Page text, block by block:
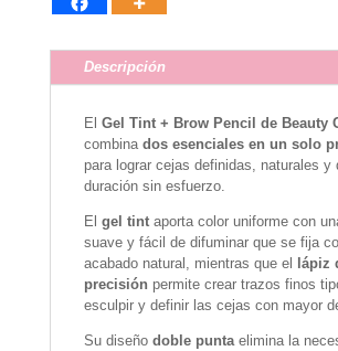
Brow
cantidad
Descripción
El Gel Tint + Brow Pencil de Beauty
combina dos esenciales en un solo
para lograr cejas definidas, naturales y
duración sin esfuerzo.
El gel tintaporta color uniforme con
suave y fácil de difuminar que se fija
acabado natural, mientras que el lápiz
precisión permite crear trazos finos
esculpir y definir las cejas con mayor
Su diseño doble puntaelimina la